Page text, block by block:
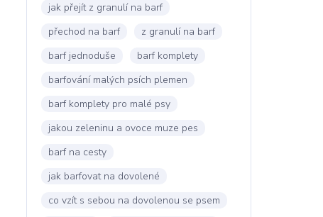
jak přejít z granulí na barf
přechod na barf
z granulí na barf
barf jednoduše
barf komplety
barfování malých psích plemen
barf komplety pro malé psy
jakou zeleninu a ovoce muze pes
barf na cesty
jak barfovat na dovolené
co vzít s sebou na dovolenou se psem